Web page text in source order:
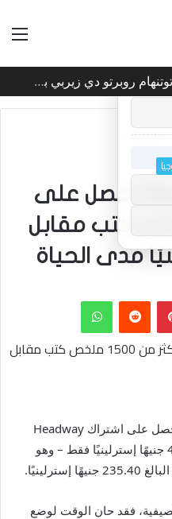
ساندرو تونالي: أقنعه مدرب توتنهام روبرتو دي زيربي بسرعة بالتوقيع
تكنولوجيا
Headway Premium: احصل على
1500 ملخص كتب مقابل
بينتيريست واتساب
لفترة محدودة، احصل على اشتراك Headway
Premium مدى الحياة مقابل 47.08 جنيهًا إسترلينيًا فقط – وهو
فقد حان الوقت لوضع